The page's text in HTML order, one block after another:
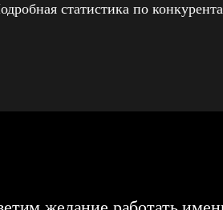
статистика по